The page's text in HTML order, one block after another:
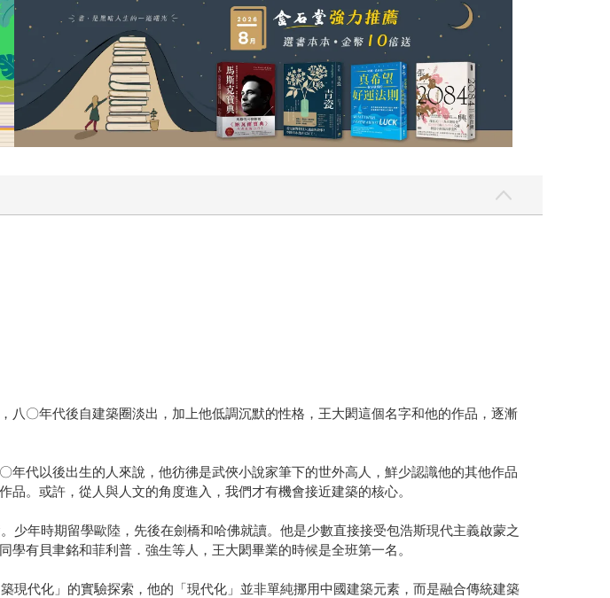
〇年代後自建築圈淡出，加上他低調沉默的性格，王大閎這個名字和他的作品，逐漸
代以後出生的人來說，他彷彿是武俠小說家筆下的世外高人，鮮少認識他的其他作品
。或許，從人與人文的角度進入，我們才有機會接近建築的核心。
年時期留學歐陸，先後在劍橋和哈佛就讀。他是少數直接接受包浩斯現代主義啟蒙之
有貝聿銘和菲利普．強生等人，王大閎畢業的時候是全班第一名。
現代化」的實驗探索，他的「現代化」並非單純挪用中國建築元素，而是融合傳統建築